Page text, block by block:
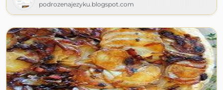
podrozenajezyku.blogspot.com